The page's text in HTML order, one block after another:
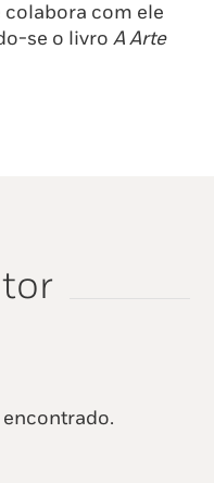
colabora com ele
se o livro A Arte